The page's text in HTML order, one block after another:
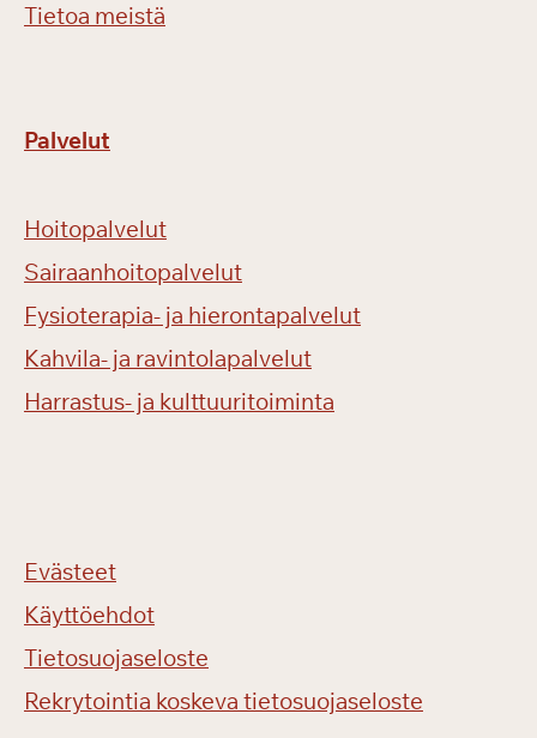
Tietoa meistä
Palvelut
Hoitopalvelut
Sairaanhoitopalvelut
Fysioterapia- ja hierontapalvelut
Kahvila- ja ravintolapalvelut
Harrastus- ja kulttuuritoiminta
Evästeet
Käyttöehdot
Tietosuojaseloste
Rekrytointia koskeva tietosuojaseloste